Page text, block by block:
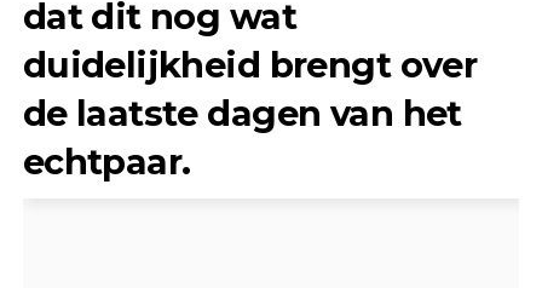
dat dit nog wat
duidelijkheid brengt over
de laatste dagen van het
echtpaar.